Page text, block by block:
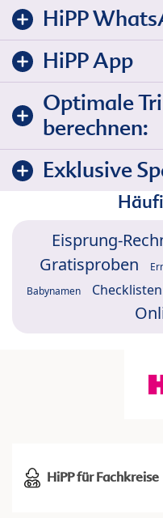
HiPP
HiPP App
Optimale
berechnen:
Exklusive
Eisprung-
Gratisproben
Babynamen
HiPP für Fachkreise